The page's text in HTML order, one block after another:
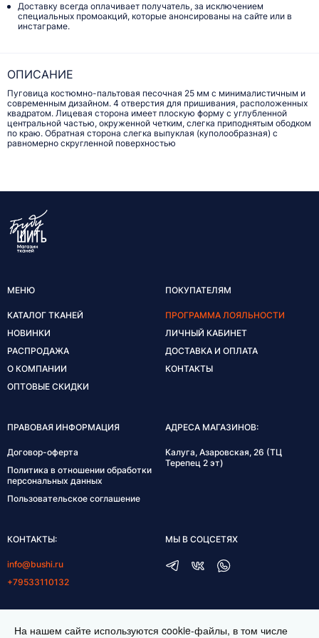
Доставку всегда оплачивает получатель, за исключением
специальных промоакций, которые анонсированы на сайте или в
инстаграме.
ОПИСАНИЕ
Пуговица костюмно-пальтовая песочная 25 мм с минималистичным и
современным дизайном. 4 отверстия для пришивания, расположенных
квадратом. Лицевая сторона имеет плоскую форму с углубленной
центральной частью, окруженной четким, слегка приподнятым ободком
по краю. Обратная сторона слегка выпуклая (куполообразная) с
равномерно скругленной поверхностью
МЕНЮ
КАТАЛОГ ТКАНЕЙ
НОВИНКИ
РАСПРОДАЖА
О КОМПАНИИ
ОПТОВЫЕ СКИДКИ
ПОКУПАТЕЛЯМ
ПРОГРАММА ЛОЯЛЬНОСТИ
ЛИЧНЫЙ КАБИНЕТ
ДОСТАВКА И ОПЛАТА
КОНТАКТЫ
ПРАВОВАЯ ИНФОРМАЦИЯ
Договор-оферта
Политика в отношении обработки
персональных данных
Пользовательское соглашение
АДРЕСА МАГАЗИНОВ:
Калуга, Азаровская, 26 (ТЦ
Терепец 2 эт)
КОНТАКТЫ:
info@bushi.ru
+79533110132
МЫ В СОЦСЕТЯХ
На нашем сайте используются cookie-файлы, в том числе